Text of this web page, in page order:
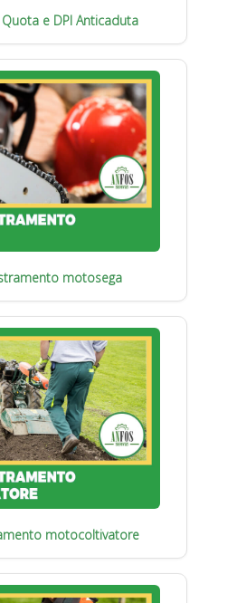
e DPI Anticaduta
motosega
motocoltivatore